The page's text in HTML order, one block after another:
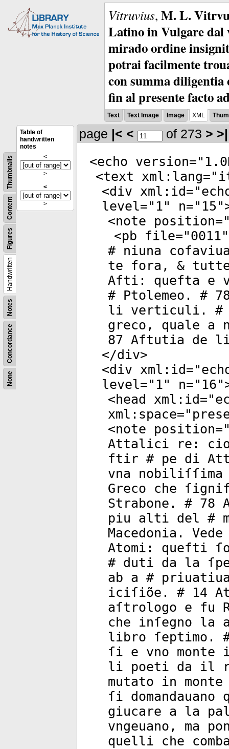
Vitruvius, M. L.
Latino in Vulgare dal
mirado ordine
potrai facilmente
con summa
fin al presente facto
Text Text Image Image XML
None
Concordance
Notes
Handwritten
Figures
Content
Thumbnails
Table of
handwritten
notes
<
>
<
>
page |< < of 273 > >|
<echo version="
<text xml:lang="
<div xml:id="
level=" 1" n=" 15
<note position
<pb file="0011"
# niuna
te fora, & tutte
Afti: quefta e
# Ptolemeo. #
li verticuli. #
greco, quale
87 Aftutia de
</div>
<div xml:id="
level=" 1" n=" 16
<head xml:id="
xml:space="
<note position
Attalici re:
ftir # pe di
vna
Greco che
Strabone. # 78
piu alti del #
Macedonia.
Atomi: quefti
# duti da la
ab a #
iciſiõe. # 14
aſtrologo e fu
che inſegno la
libro ſeptimo.
ſi e vno monte
li poeti da il re
mutato in
ſi
giucare a la
vngeuano, ma
quelli che